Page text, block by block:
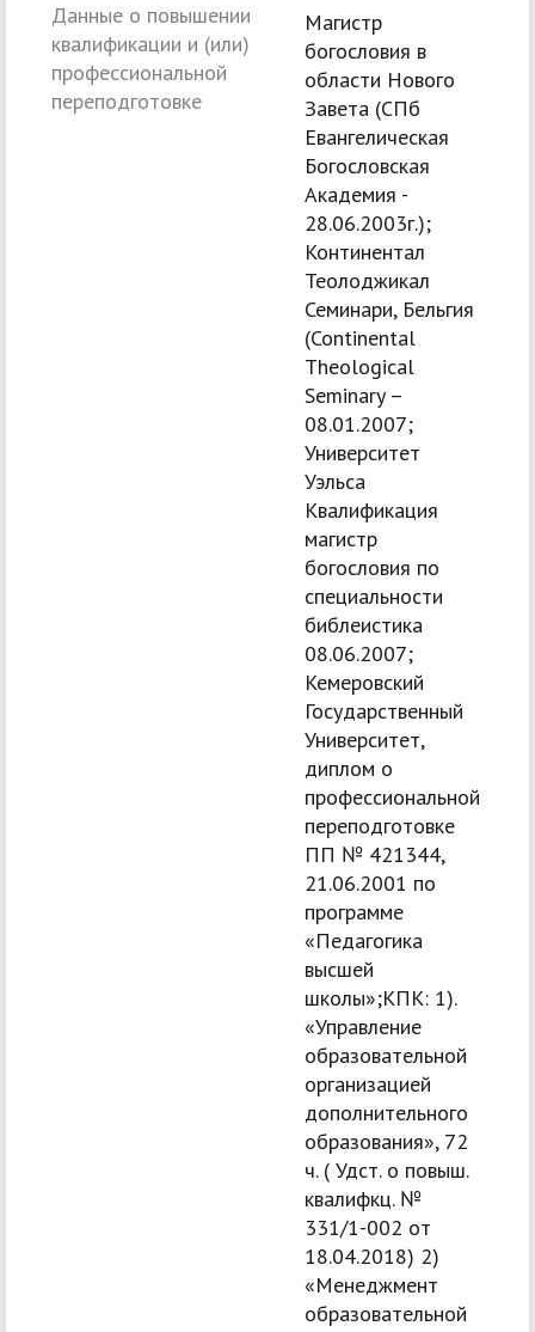
Данные о повышении
квалификации и (или)
профессиональной
переподготовке
Mагистр
богословия в
области Нового
Завета (СПб
Евангелическая
Богословская
Академия -
28.06.2003г.);
Континентал
Теолоджикал
Семинари, Бельгия
(Continental
Theological
Seminary –
08.01.2007;
Университет
Уэльса
Квалификация
магистр
богословия по
специальности
библеистика
08.06.2007;
Кемеровский
Государственный
Университет,
диплом о
профессиональной
переподготовке
ПП № 421344,
21.06.2001 по
программе
«Педагогика
высшей
школы»;КПК: 1).
«Управление
образовательной
организацией
дополнительного
образования», 72
ч. ( Удст. о повыш.
квалифкц. №
331/1-002 от
18.04.2018) 2)
«Менеджмент
образовательной